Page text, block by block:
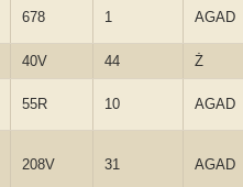
678 1 AGAD
40V 44 Ż
55R 10 AGAD
208V 31 AGAD